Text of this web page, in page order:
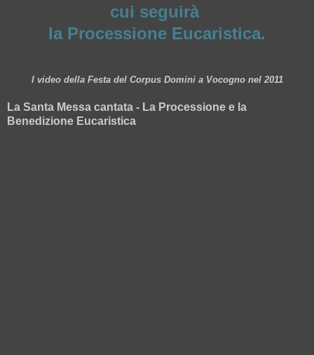
cui seguirà
la Processione Eucaristica.
I video della Festa del Corpus Domini a Vocogno nel 2011
La Santa Messa cantata - La Processione e la
Benedizione Eucaristica